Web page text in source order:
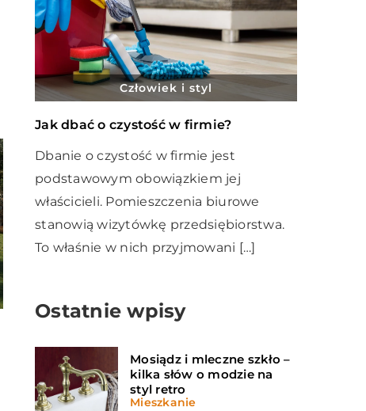
Człowiek i styl
Jak dbać o czystość w firmie?
Dbanie o czystość w firmie jest
podstawowym obowiązkiem jej
właścicieli. Pomieszczenia biurowe
stanowią wizytówkę przedsiębiorstwa.
To właśnie w nich przyjmowani […]
Ostatnie wpisy
Mosiądz i mleczne szkło –
kilka słów o modzie na
styl retro
Mieszkanie